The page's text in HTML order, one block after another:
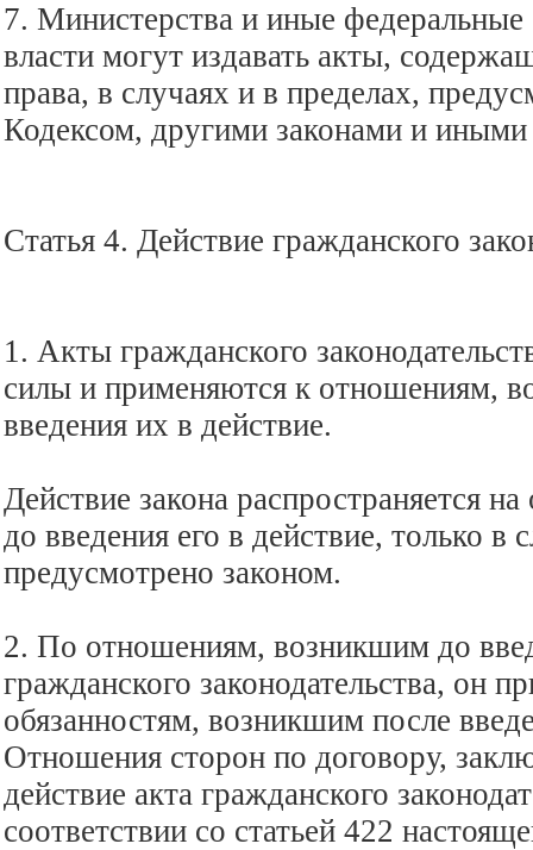
7. Министерства и иные федеральные
власти могут издавать акты,
права, в случаях и в пределах,
Кодексом, другими законами и
Статья 4. Действие гражданского
1. Акты гражданского
силы и применяются к отношениям,
введения их в действие.
Действие закона распространяется
до введения его в действие, только в
предусмотрено законом.
2. По отношениям, возникшим до
гражданского законодательства, он
обязанностям, возникшим после
Отношения сторон по договору,
действие акта гражданского
соответствии со статьей 422